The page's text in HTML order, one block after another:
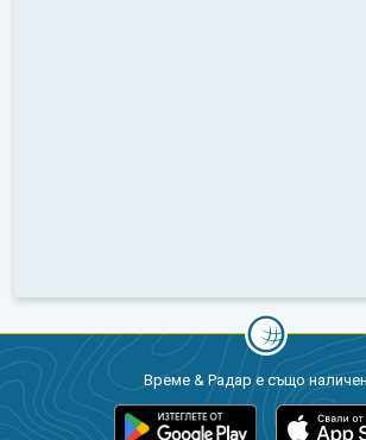
Време & Радар е също